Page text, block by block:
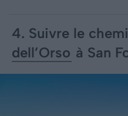
4. Suivre le
dell’Orso à San